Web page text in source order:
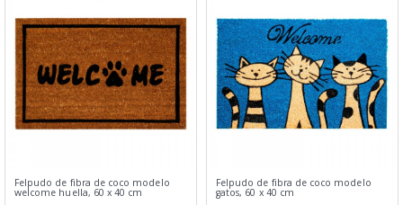
Felpudo de fibra de coco modelo
welcome huella, 60 x 40 cm
Felpudo de fibra de coco modelo
gatos, 60 x 40 cm